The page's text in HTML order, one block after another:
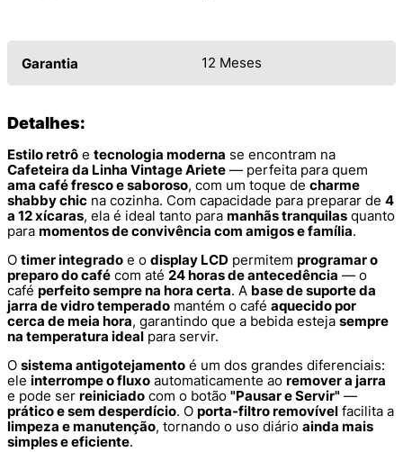
Garantia 12 Meses
Detalhes:
Estilo retrô e tecnologia moderna se encontram na
Cafeteira da Linha Vintage Ariete — perfeita para quem
ama café fresco e saboroso, com um toque de charme
shabby chic na cozinha. Com capacidade para preparar de 4
a 12 xícaras, ela é ideal tanto para manhãs tranquilas quanto
para momentos de convivência com amigos e família.
O timer integrado e o display LCD permitem programar o
preparo do café com até 24 horas de antecedência — o
café perfeito sempre na hora certa. A base de suporte da
jarra de vidro temperado mantém o café aquecido por
cerca de meia hora, garantindo que a bebida esteja sempre
na temperatura ideal para servir.
O sistema antigotejamento é um dos grandes diferenciais:
ele interrompe o fluxo automaticamente ao remover a jarra
e pode ser reiniciado com o botão "Pausar e Servir" —
prático e sem desperdício. O porta-filtro removível facilita a
limpeza e manutenção, tornando o uso diário ainda mais
simples e eficiente.